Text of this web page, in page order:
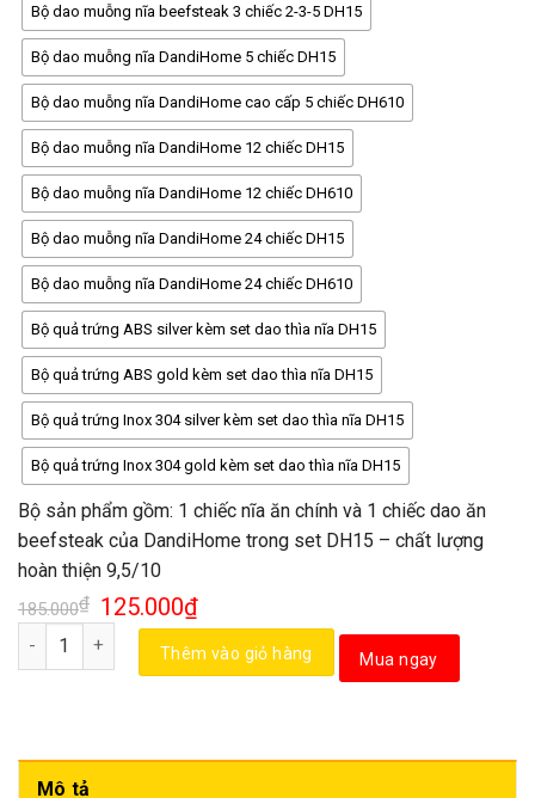
Bộ dao muỗng nĩa beefsteak 3 chiếc 2-3-5 DH15
Bộ dao muỗng nĩa DandiHome 5 chiếc DH15
Bộ dao muỗng nĩa DandiHome cao cấp 5 chiếc DH610
Bộ dao muỗng nĩa DandiHome 12 chiếc DH15
Bộ dao muỗng nĩa DandiHome 12 chiếc DH610
Bộ dao muỗng nĩa DandiHome 24 chiếc DH15
Bộ dao muỗng nĩa DandiHome 24 chiếc DH610
Bộ quả trứng ABS silver kèm set dao thìa nĩa DH15
Bộ quả trứng ABS gold kèm set dao thìa nĩa DH15
Bộ quả trứng Inox 304 silver kèm set dao thìa nĩa DH15
Bộ quả trứng Inox 304 gold kèm set dao thìa nĩa DH15
Bộ sản phẩm gồm: 1 chiếc nĩa ăn chính và 1 chiếc dao ăn
beefsteak của DandiHome trong set DH15 – chất lượng
hoàn thiện 9,5/10
185.000₫ 125.000₫
Số lượng
Thêm vào giỏ hàng Mua ngay
Mô tả